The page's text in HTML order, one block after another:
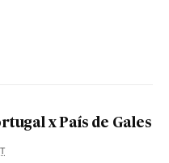
x País de Gales